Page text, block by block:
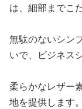
は、細部までこ
無駄のないシン
いで、ビジネス
柔らかなレザー
地を提供します。